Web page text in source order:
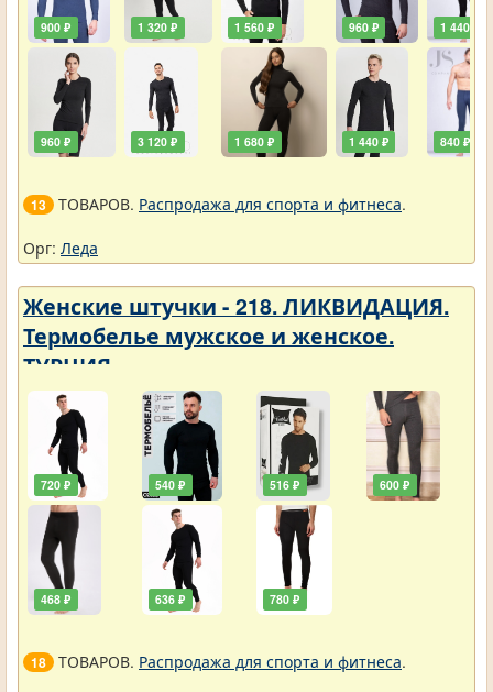
900 ₽
960 ₽
1 320 ₽
3 120 ₽
1 560 ₽
1 680 ₽
960 ₽
1 440 ₽
1 440 ₽
840 ₽
13 ТОВАРОВ. Распродажа для спорта и фитнеса.
Орг: Леда
Женские штучки - 218. ЛИКВИДАЦИЯ.
Термобелье мужское и женское.
ТУРЦИЯ
720 ₽
468 ₽
540 ₽
636 ₽
516 ₽
780 ₽
600 ₽
18 ТОВАРОВ. Распродажа для спорта и фитнеса.